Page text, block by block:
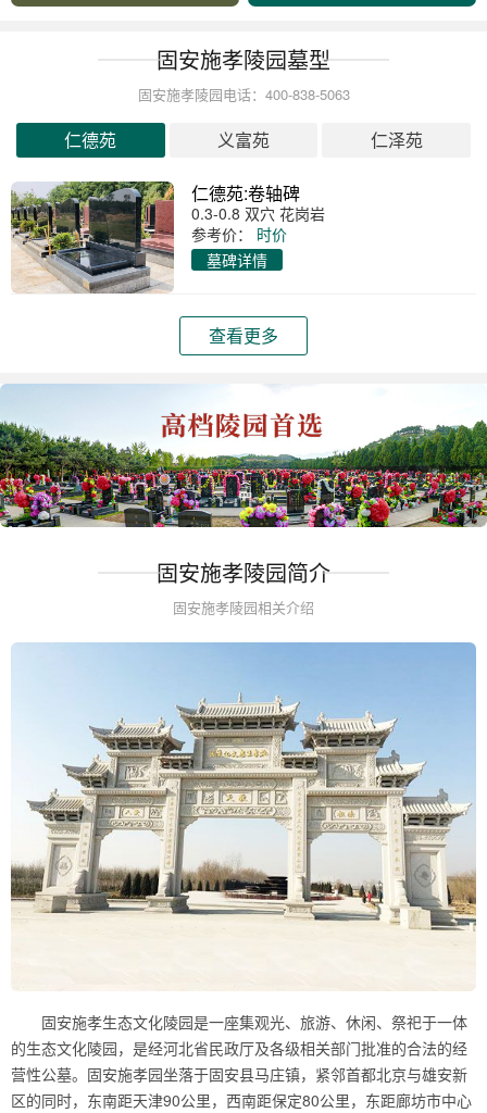
固安施孝陵园墓型
固安施孝陵园电话：400-838-5063
仁德苑 义富苑 仁泽苑
仁德苑:卷轴碑
0.3-0.8 双穴 花岗岩
参考价：
时价
墓碑详情
查看更多
固安施孝陵园简介
固安施孝陵园相关介绍
固安施孝生态文化陵园是一座集观光、旅游、休闲、祭祀于一体
的生态文化陵园，是经河北省民政厅及各级相关部门批准的合法的经
营性公墓。固安施孝园坐落于固安县马庄镇，紧邻首都北京与雄安新
区的同时，东南距天津90公里，西南距保定80公里，东距廊坊市中心